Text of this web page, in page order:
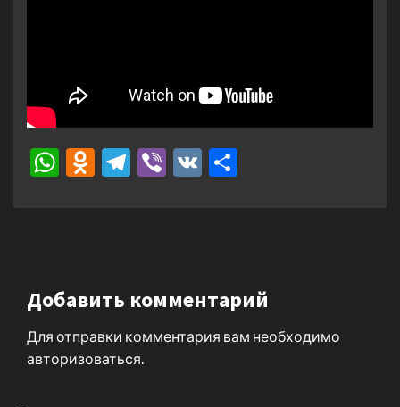
WhatsApp
Odnoklassniki
Telegram
Viber
VK
Добавить комментарий
Для отправки комментария вам необходимо
авторизоваться